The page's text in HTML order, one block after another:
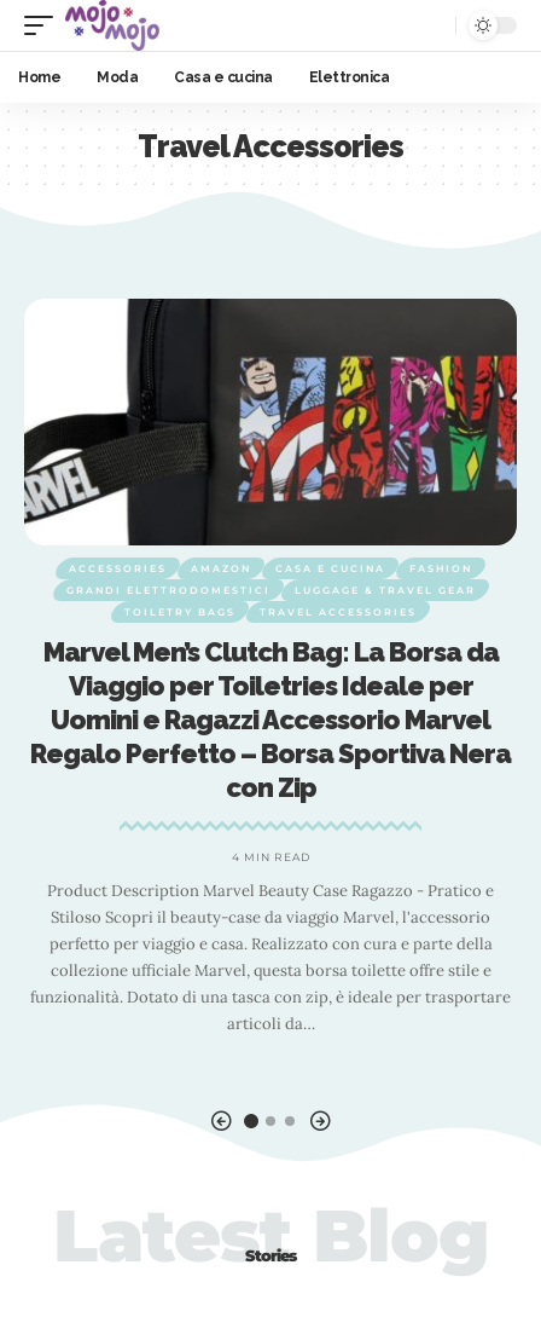
Home Moda Casa e cucina Elettronica
Travel Accessories
ACCESSORIES AMAZON CASA E CUCINA
FASHION
GRANDI ELETTRODOMESTICI
LUGGAGE & TRAVEL GEAR
TOILETRY BAGS
TRAVEL ACCESSORIES
Marvel Men’s Clutch Bag: La Borsa da
Viaggio per Toiletries Ideale per
Uomini e Ragazzi Accessorio Marvel
Regalo Perfetto – Borsa Sportiva Nera
con Zip
4 MIN READ
Product Description Marvel Beauty Case Ragazzo - Pratico e
Stiloso Scopri il beauty-case da viaggio Marvel, l'accessorio
perfetto per viaggio e casa. Realizzato con cura e parte della
collezione ufficiale Marvel, questa borsa toilette offre stile e
funzionalità. Dotato di una tasca con zip, è ideale per trasportare
articoli da…
Stories
Latest Blog